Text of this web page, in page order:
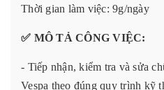
Thời gian làm việc: 9g/ngày
✅ MÔ TẢ CÔNG VIỆC:
- Tiếp nhận, kiểm tra và sửa
Vespa theo đúng quy trình kỹ